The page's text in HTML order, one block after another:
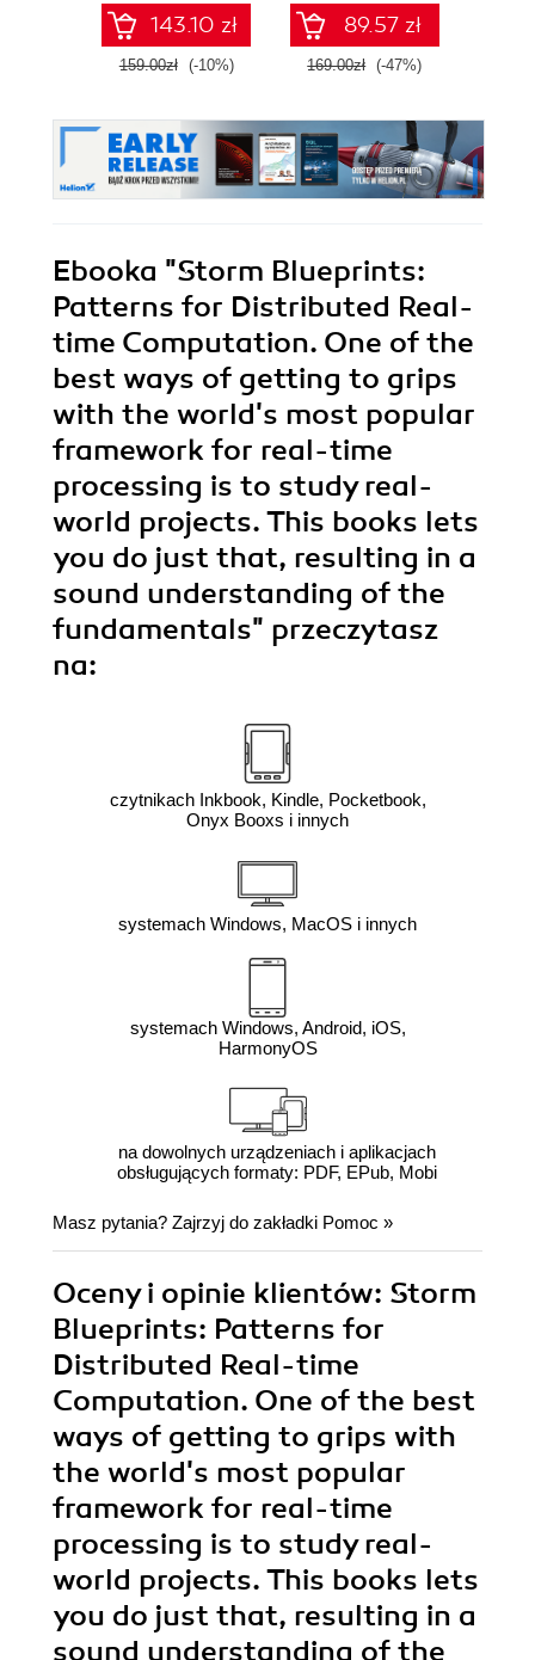
143.10 zł
159.00zł (-10%)
89.57 zł
169.00zł (-47%)
Ebooka "Storm Blueprints:
Patterns for Distributed Real-
time Computation. One of the
best ways of getting to grips
with the world's most popular
framework for real-time
processing is to study real-
world projects. This books lets
you do just that, resulting in a
sound understanding of the
fundamentals" przeczytasz
na:
czytnikach Inkbook, Kindle, Pocketbook,
Onyx Booxs i innych
systemach Windows, MacOS i innych
systemach Windows, Android, iOS,
HarmonyOS
na dowolnych urządzeniach i aplikacjach
obsługujących formaty: PDF, EPub, Mobi
Masz pytania? Zajrzyj do zakładki Pomoc »
Oceny i opinie klientów: Storm
Blueprints: Patterns for
Distributed Real-time
Computation. One of the best
ways of getting to grips with
the world's most popular
framework for real-time
processing is to study real-
world projects. This books lets
you do just that, resulting in a
sound understanding of the